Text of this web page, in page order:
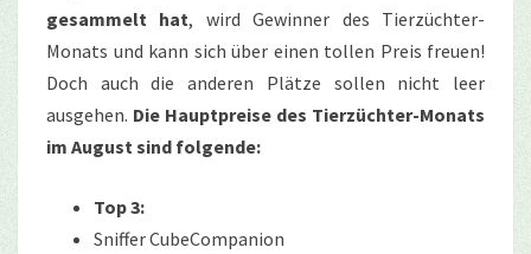
gesammelt hat, wird Gewinner des Tierzüchter-
Monats und kann sich über einen tollen Preis freuen!
Doch auch die anderen Plätze sollen nicht leer
ausgehen. Die Hauptpreise des Tierzüchter-Monats
im August sind folgende:
Top 3:
Sniffer CubeCompanion